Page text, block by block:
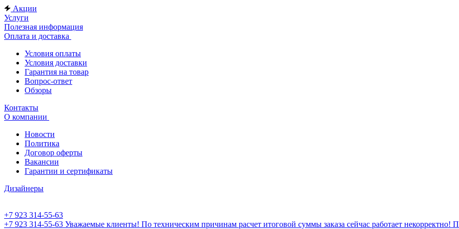
Акции
Услуги
Полезная информация
Оплата и доставка
Условия оплаты
Условия доставки
Гарантия на товар
Вопрос-ответ
Обзоры
Контакты
О компании
Новости
Политика
Договор оферты
Вакансии
Гарантии и сертификаты
Дизайнеры
+7 923 314-55-63
+7 923 314-55-63 Уважаемые клиенты! По техническим причинам расчет итоговой суммы заказа сейчас работает